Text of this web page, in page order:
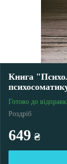
Книга
Готово до
Роздріб
649 ₴